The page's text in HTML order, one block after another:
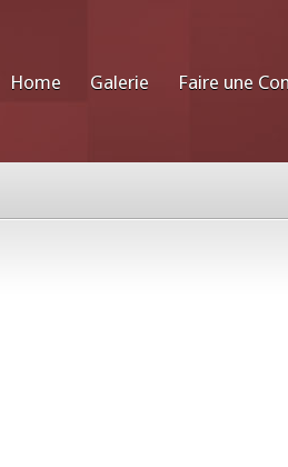
Home Galerie Faire une